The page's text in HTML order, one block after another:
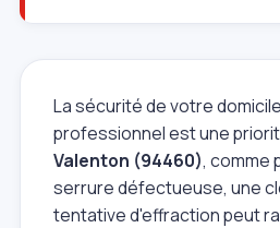
La sécurité de votre
professionnel est une
Valenton (94460), comme
serrure défectueuse, une
tentative d'effraction peut